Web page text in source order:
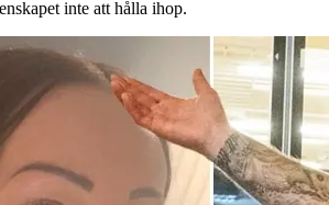
inte att hålla ihop.